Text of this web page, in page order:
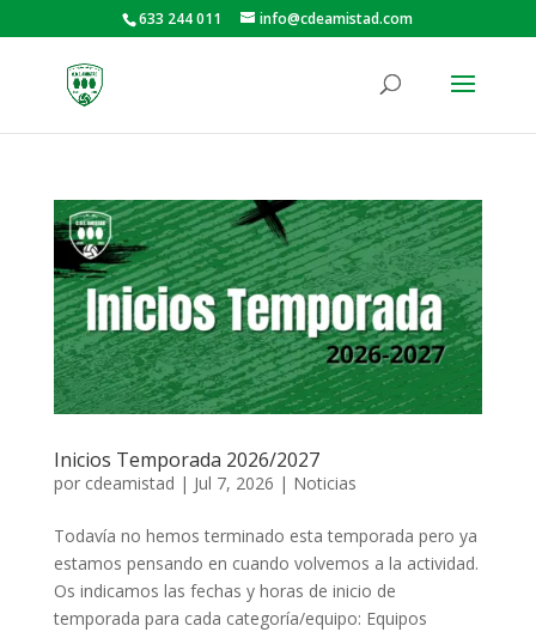
633 244 011 info@cdeamistad.com
Inicios Temporada 2026/2027
por cdeamistad | Jul 7, 2026 | Noticias
Todavía no hemos terminado esta temporada pero ya
estamos pensando en cuando volvemos a la actividad.
Os indicamos las fechas y horas de inicio de
temporada para cada categoría/equipo: Equipos